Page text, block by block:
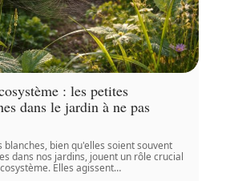
: les petites
dans le jardin à ne pas
blanches, bien qu'elles soient souvent
dans nos jardins, jouent un rôle crucial
Elles agissent…